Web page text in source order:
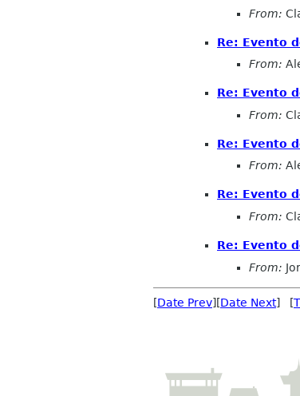
From:
Re: Evento
From:
Re: Evento
From:
Re: Evento
From:
Re: Evento
From:
Re: Evento
From:
[Date Prev][Date Next] [